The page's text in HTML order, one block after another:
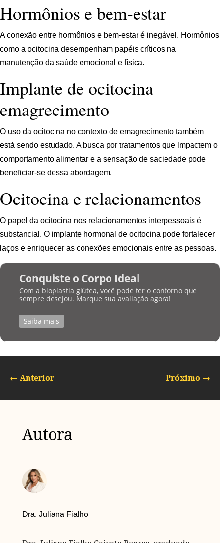
Hormônios e bem-estar
A conexão entre hormônios e bem-estar é inegável. Hormônios
como a ocitocina desempenham papéis críticos na
manutenção da saúde emocional e física.
Implante de ocitocina
emagrecimento
O uso da ocitocina no contexto de emagrecimento também
está sendo estudado. A busca por tratamentos que impactem o
comportamento alimentar e a sensação de saciedade pode
beneficiar-se dessa abordagem.
Ocitocina e relacionamentos
O papel da ocitocina nos relacionamentos interpessoais é
substancial. O implante hormonal de ocitocina pode fortalecer
laços e enriquecer as conexões emocionais entre as pessoas.
Conquiste o Corpo Ideal
Com a bioplastia glútea, você pode ter o contorno que
sempre desejou. Marque sua avaliação agora!
Saiba mais
← Anterior Próximo →
Autora
Dra. Juliana Fialho